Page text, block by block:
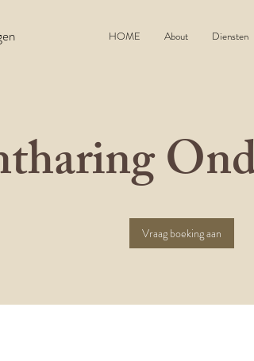
HOME About Diensten
Vraag boeking aan